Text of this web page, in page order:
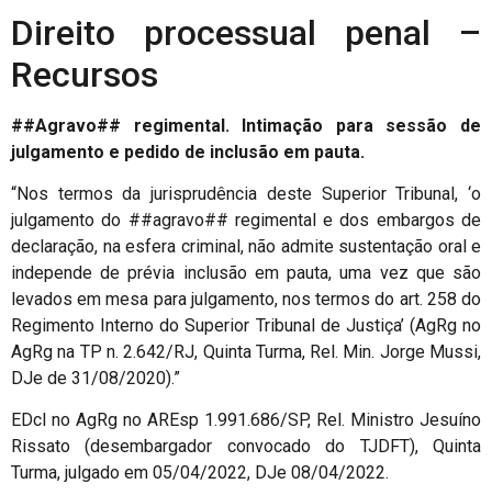
Direito processual penal –
Recursos
##Agravo## regimental. Intimação para sessão de
julgamento e pedido de inclusão em pauta.
“Nos termos da jurisprudência deste Superior Tribunal, ‘o
julgamento do ##agravo## regimental e dos embargos de
declaração, na esfera criminal, não admite sustentação oral e
independe de prévia inclusão em pauta, uma vez que são
levados em mesa para julgamento, nos termos do art. 258 do
Regimento Interno do Superior Tribunal de Justiça’ (AgRg no
AgRg na TP n. 2.642/RJ, Quinta Turma, Rel. Min. Jorge Mussi,
DJe de 31/08/2020).”
EDcl no AgRg no AREsp 1.991.686/SP, Rel. Ministro Jesuíno
Rissato (desembargador convocado do TJDFT), Quinta
Turma, julgado em 05/04/2022, DJe 08/04/2022.